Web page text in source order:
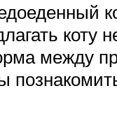
коту
между